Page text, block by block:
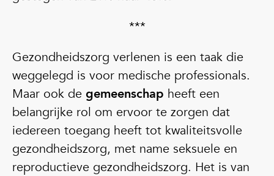
***
Gezondheidszorg verlenen is een taak die
weggelegd is voor medische professionals.
Maar ook de gemeenschap heeft een
belangrijke rol om ervoor te zorgen dat
iedereen toegang heeft tot kwaliteitsvolle
gezondheidszorg, met name seksuele en
reproductieve gezondheidszorg. Het is van